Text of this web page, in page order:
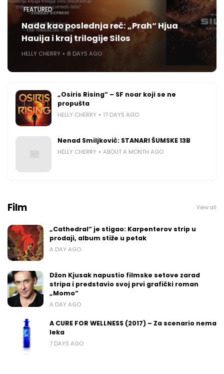
FEATURED
Nada kao poslednja reč: „Prah“ Hjua
Hauija i kraj trilogije Silos
HELLY CHERRY 8 DAYS AGO
„Osiris Rising“ – SF noar koji se ne
propušta
HELLY CHERRY 17 DAYS AGO
Nenad Smiljković: STANARI ŠUMSKE 13B
HELLY CHERRY ABOUT A MONTH AGO
Film View all
„Cathedral“ je stigao: Karpenterov strip u
prodaji, album stiže u petak
A DAY AGO
Džon Kjusak napustio filmske setove zarad
stripa i predstavio svoj prvi grafički roman
„Momo“
A DAY AGO
A CURE FOR WELLNESS (2017) – Za scenario nema
leka
7 DAYS AGO